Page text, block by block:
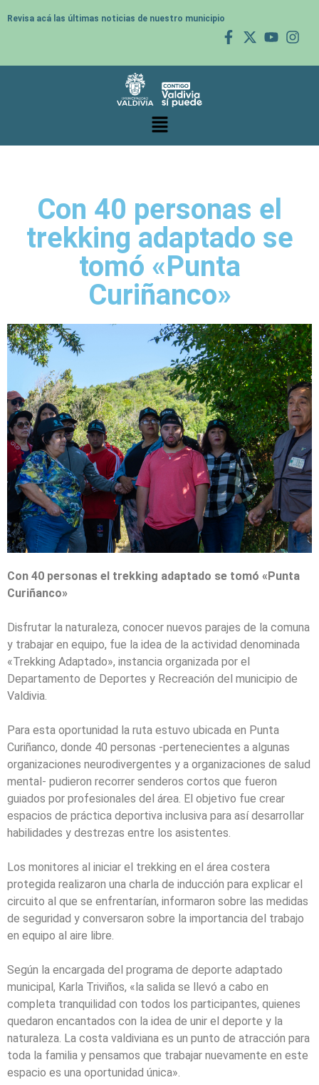
Revisa acá las últimas noticias de nuestro municipio
Con 40 personas el
trekking adaptado se
tomó «Punta
Curiñanco»
Con 40 personas el trekking adaptado se tomó «Punta
Curiñanco»
Disfrutar la naturaleza, conocer nuevos parajes de la comuna
y trabajar en equipo, fue la idea de la actividad denominada
«Trekking Adaptado», instancia organizada por el
Departamento de Deportes y Recreación del municipio de
Valdivia.
Para esta oportunidad la ruta estuvo ubicada en Punta
Curiñanco, donde 40 personas -pertenecientes a algunas
organizaciones neurodivergentes y a organizaciones de salud
mental- pudieron recorrer senderos cortos que fueron
guiados por profesionales del área. El objetivo fue crear
espacios de práctica deportiva inclusiva para así desarrollar
habilidades y destrezas entre los asistentes.
Los monitores al iniciar el trekking en el área costera
protegida realizaron una charla de inducción para explicar el
circuito al que se enfrentarían, informaron sobre las medidas
de seguridad y conversaron sobre la importancia del trabajo
en equipo al aire libre.
Según la encargada del programa de deporte adaptado
municipal, Karla Triviños, «la salida se llevó a cabo en
completa tranquilidad con todos los participantes, quienes
quedaron encantados con la idea de unir el deporte y la
naturaleza. La costa valdiviana es un punto de atracción para
toda la familia y pensamos que trabajar nuevamente en este
espacio es una oportunidad única».